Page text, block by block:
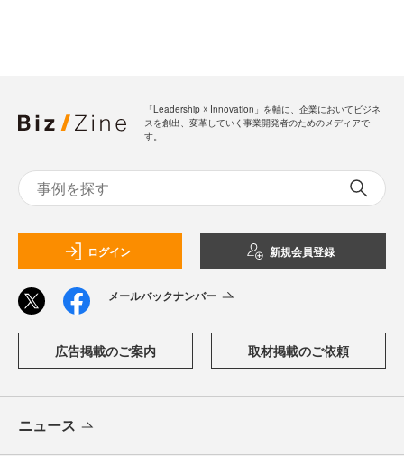
「Leadership ☓ Innovation」を軸に、企業においてビジネ
スを創出、変革していく事業開発者のためのメディアで
す。
ログイン 新規会員登録
メールバックナンバー
広告掲載のご案内 取材掲載のご依頼
ニュース